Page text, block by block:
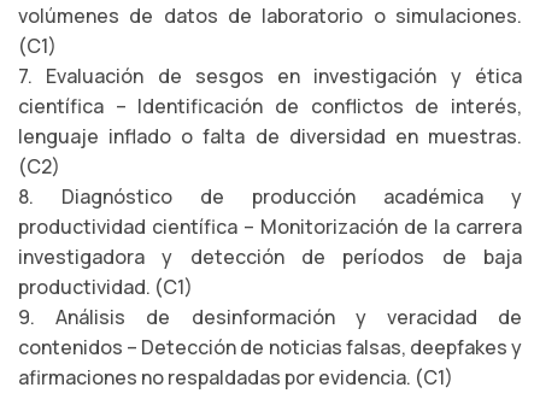
volúmenes de datos de laboratorio o simulaciones.
(C1)
7. Evaluación de sesgos en investigación y ética
científica – Identificación de conflictos de interés,
lenguaje inflado o falta de diversidad en muestras.
(C2)
8. Diagnóstico de producción académica y
productividad científica – Monitorización de la carrera
investigadora y detección de períodos de baja
productividad. (C1)
9. Análisis de desinformación y veracidad de
contenidos – Detección de noticias falsas, deepfakes y
afirmaciones no respaldadas por evidencia. (C1)